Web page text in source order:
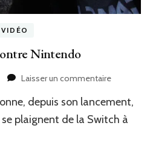
Nintendo
Laisser un commentairesur
:
Class-
depuis son lancement,
plaignent de la Switch à